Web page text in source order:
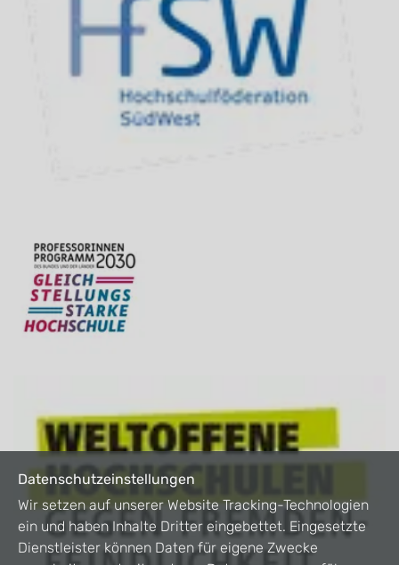
Datenschutzeinstellungen
Wir setzen auf unserer Website Tracking-Technologien
ein und haben Inhalte Dritter eingebettet. Eingesetzte
Dienstleister können Daten für eigene Zwecke